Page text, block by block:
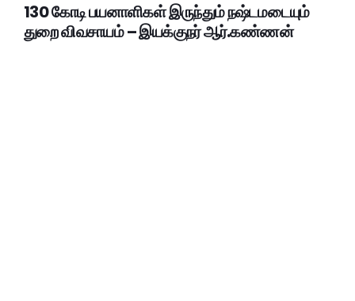
130 கோடி பயனாளிகள் இருந்தும் நஷ்டமடையும்
துறை விவசாயம் – இயக்குநர் ஆர்.கண்ணன்